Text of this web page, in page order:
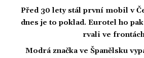
Před 30 lety stál první mobil v
dnes je to poklad. Eurotel ho
rvali ve
Modrá značka ve Španělsku